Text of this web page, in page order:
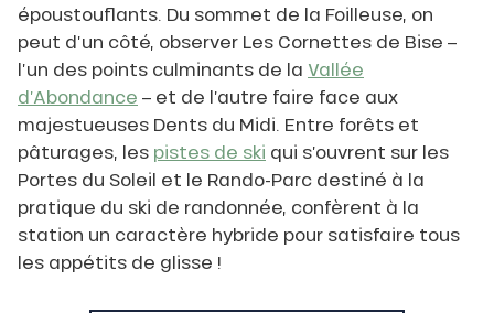
époustouflants. Du sommet de la Foilleuse, on
peut d’un côté, observer Les Cornettes de Bise –
l’un des points culminants de la Vallée
d’Abondance – et de l’autre faire face aux
majestueuses Dents du Midi. Entre forêts et
pâturages, les pistes de ski qui s’ouvrent sur les
Portes du Soleil et le Rando-Parc destiné à la
pratique du ski de randonnée, confèrent à la
station un caractère hybride pour satisfaire tous
les appétits de glisse !